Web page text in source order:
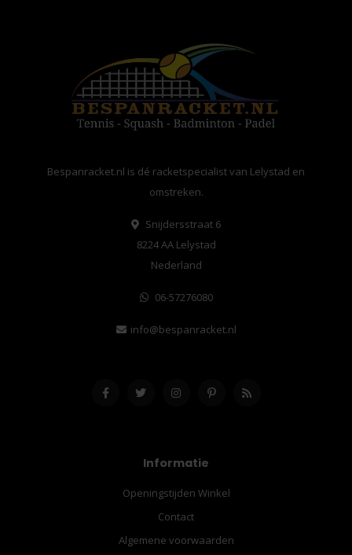
Bespanracket.nl is dé racketspecialist van Lelystad en
omstreken.
Snijdersstraat 6
8224 AA Lelystad
Nederland
06-57276080
info@bespanracket.nl
Informatie
Openingstijden Winkel
Contact
Algemene voorwaarden